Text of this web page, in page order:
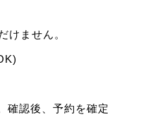
けません。
確認後、予約を確定